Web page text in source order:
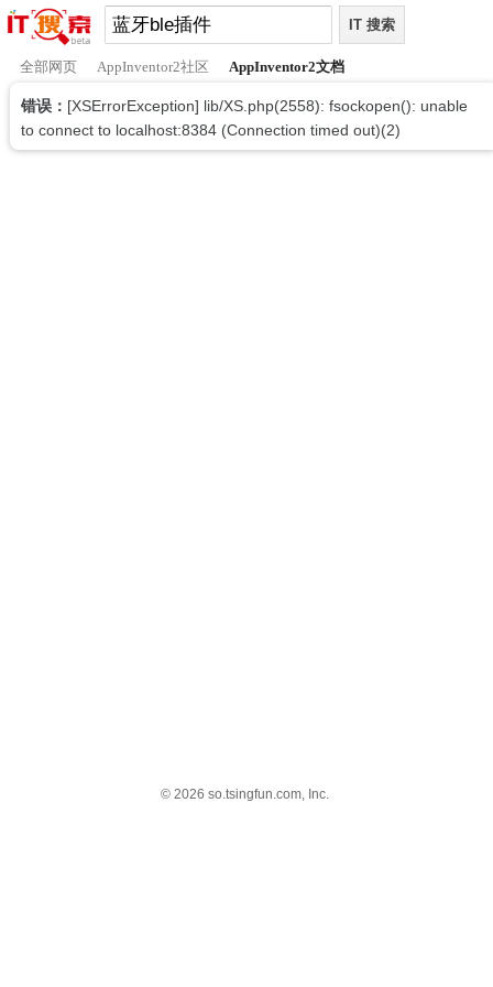
全部网页 AppInventor2社区 AppInventor2文档
错误： [XSErrorException] lib/XS.php(2558): fsockopen(): unable
to connect to localhost:8384 (Connection timed out)(2)
© 2026 so.tsingfun.com, Inc.